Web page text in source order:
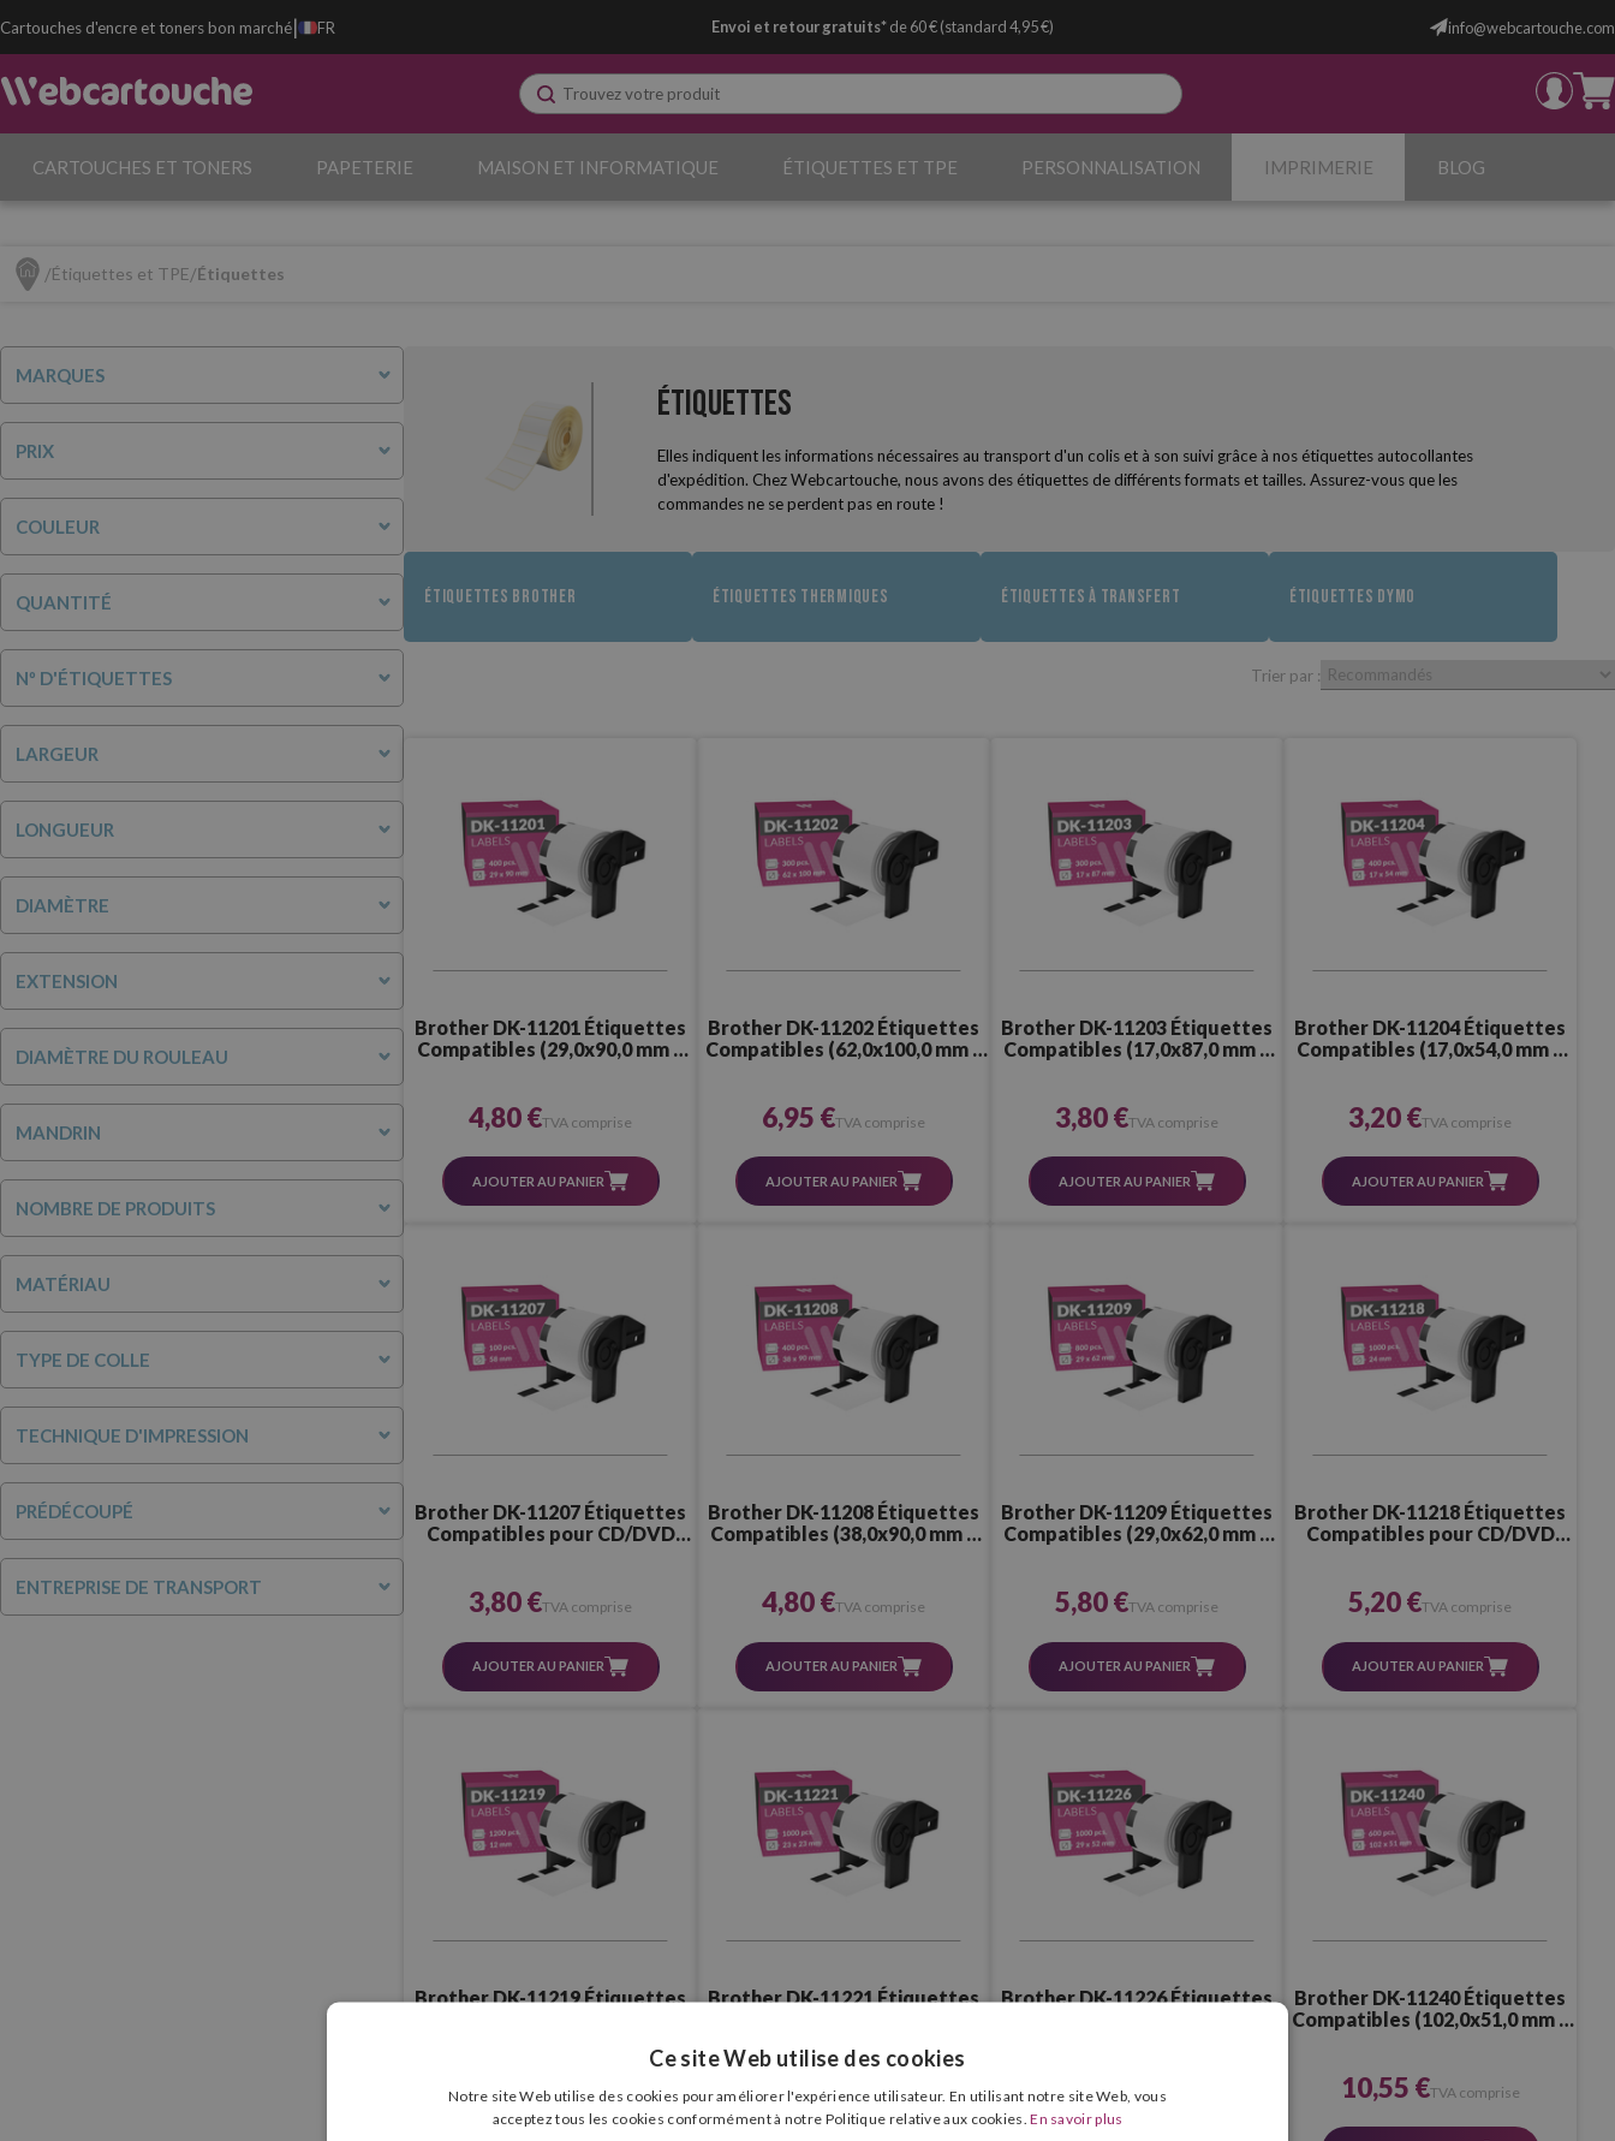
Cartouches d'encre et toners bon marché| FR Envoi et retour gratuits*de 60 € (standard 4,95 €) info@webcartouche.com
CARTOUCHES ET TONERS PAPETERIE MAISON ET INFORMATIQUE ÉTIQUETTES ET TPE PERSONNALISATION IMPRIMERIE BLOG
Étiquettes et TPE Étiquettes
MARQUES
PRIX
COULEUR
QUANTITÉ
Nº D'ÉTIQUETTES
LARGEUR
LONGUEUR
DIAMÈTRE
EXTENSION
DIAMÈTRE DU ROULEAU
MANDRIN
NOMBRE DE PRODUITS
MATÉRIAU
TYPE DE COLLE
TECHNIQUE D'IMPRESSION
PRÉDÉCOUPÉ
ENTREPRISE DE TRANSPORT
Étiquettes
Elles indiquent les informations nécessaires au transport d'un colis et à son suivi grâce à nos étiquettes autocollantes
d'expédition. Chez Webcartouche, nous avons des étiquettes de différents formats et tailles. Assurez-vous que les
commandes ne se perdent pas en route !
ÉTIQUETTES BROTHER ÉTIQUETTES THERMIQUES ÉTIQUETTES À TRANSFERT ÉTIQUETTES DYMO
Trier par :
Brother DK-11201 Étiquettes
Compatibles (29,0x90,0 mm –
4,80 €TVA comprise
AJOUTER AU PANIER
Brother DK-11202 Étiquettes
Compatibles (62,0x100,0 mm –
6,95 €TVA comprise
AJOUTER AU PANIER
Brother DK-11203 Étiquettes
Compatibles (17,0x87,0 mm –
3,80 €TVA comprise
AJOUTER AU PANIER
Brother DK-11204 Étiquettes
Compatibles (17,0x54,0 mm –
3,20 €TVA comprise
AJOUTER AU PANIER
Brother DK-11207 Étiquettes
Compatibles pour CD/DVD
3,80 €TVA comprise
AJOUTER AU PANIER
Brother DK-11208 Étiquettes
Compatibles (38,0x90,0 mm –
4,80 €TVA comprise
AJOUTER AU PANIER
Brother DK-11209 Étiquettes
Compatibles (29,0x62,0 mm –
5,80 €TVA comprise
AJOUTER AU PANIER
Brother DK-11218 Étiquettes
Compatibles pour CD/DVD
5,20 €TVA comprise
AJOUTER AU PANIER
Brother DK-11219 Étiquettes
4,80 €TVA comprise
Brother DK-11221 Étiquettes
4,80 €TVA comprise
Brother DK-11226 Étiquettes
7,35 € TVA comprise
Brother DK-11240 Étiquettes
Compatibles (102,0x51,0 mm –
10,55 €TVA comprise
Ce site Web utilise des cookies
Notre site Web utilise des cookies pour améliorer l'expérience utilisateur. En utilisant notre site Web, vous
acceptez tous les cookies conformément à notre Politique relative aux cookies.En savoir plus